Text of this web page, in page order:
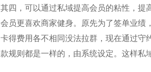
其四，可以通过私域提高会员的粘性，提
会员更喜欢商家健身。原先为了签单业绩
卡得费用各不相同没法拉群，现在通过守
款规则都是一样的，由系统设定。这样私